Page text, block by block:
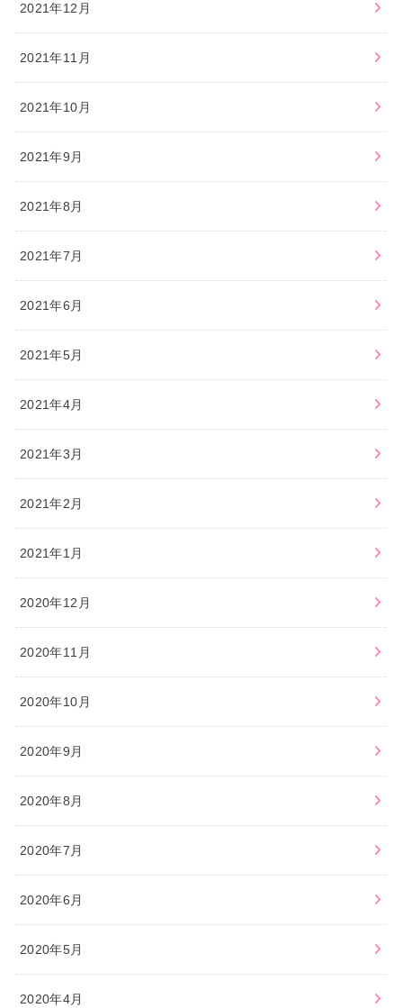
2021年12月
2021年11月
2021年10月
2021年9月
2021年8月
2021年7月
2021年6月
2021年5月
2021年4月
2021年3月
2021年2月
2021年1月
2020年12月
2020年11月
2020年10月
2020年9月
2020年8月
2020年7月
2020年6月
2020年5月
2020年4月